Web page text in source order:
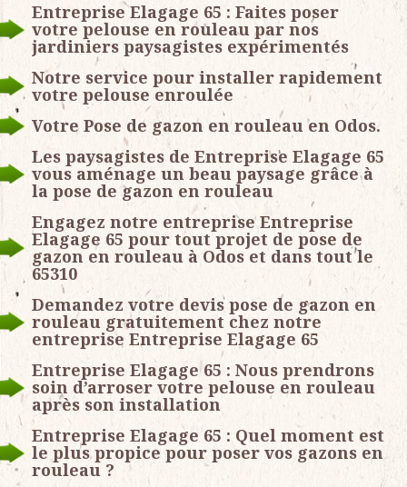
Entreprise Elagage 65 : Faites poser
votre pelouse en rouleau par nos
jardiniers paysagistes expérimentés
Notre service pour installer rapidement
votre pelouse enroulée
Votre Pose de gazon en rouleau en Odos.
Les paysagistes de Entreprise Elagage 65
vous aménage un beau paysage grâce à
la pose de gazon en rouleau
Engagez notre entreprise Entreprise
Elagage 65 pour tout projet de pose de
gazon en rouleau à Odos et dans tout le
65310
Demandez votre devis pose de gazon en
rouleau gratuitement chez notre
entreprise Entreprise Elagage 65
Entreprise Elagage 65 : Nous prendrons
soin d’arroser votre pelouse en rouleau
après son installation
Entreprise Elagage 65 : Quel moment est
le plus propice pour poser vos gazons en
rouleau ?